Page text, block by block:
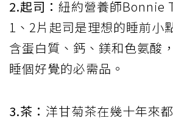
2.起司： 紐約營養師Bonnie
1、2片起司是理想的睡前小
含蛋白質、鈣、鎂和色氨酸
睡個好覺的必需品。
3.茶： 洋甘菊茶在幾十年來